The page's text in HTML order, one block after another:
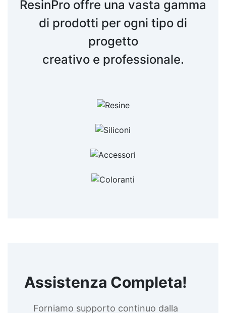
ResinPro offre una vasta gamma
di prodotti per ogni tipo di
progetto
creativo e professionale.
Assistenza Completa!
Forniamo supporto continuo dalla